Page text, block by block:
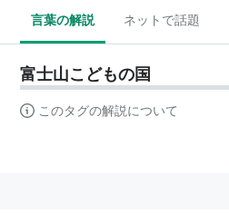
言葉の解説 ネットで話題
富士山こどもの国
このタグの解説について